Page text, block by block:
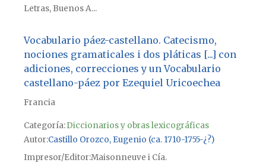
Letras, Buenos A...
Vocabulario páez-castellano. Catecismo,
nociones gramaticales i dos pláticas [...] con
adiciones, correcciones y un Vocabulario
castellano-páez por Ezequiel Uricoechea
Francia
Categoría:Diccionarios y obras lexicográficas
Autor Castillo Orozco, Eugenio (ca. 1710-1755-¿?)
Impresor/Editor Maisonneuve i Cía.